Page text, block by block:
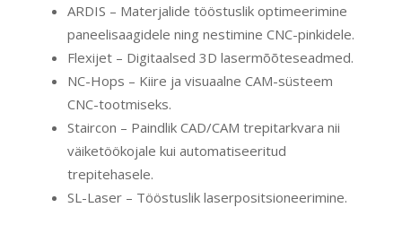
ARDIS – Materjalide tööstuslik optimeerimine
paneelisaagidele ning nestimine CNC-pinkidele.
Flexijet – Digitaalsed 3D lasermõõteseadmed.
NC-Hops – Kiire ja visuaalne CAM-süsteem
CNC-tootmiseks.
Staircon – Paindlik CAD/CAM trepitarkvara nii
väiketöökojale kui automatiseeritud
trepitehasele.
SL-Laser – Tööstuslik laserpositsioneerimine.